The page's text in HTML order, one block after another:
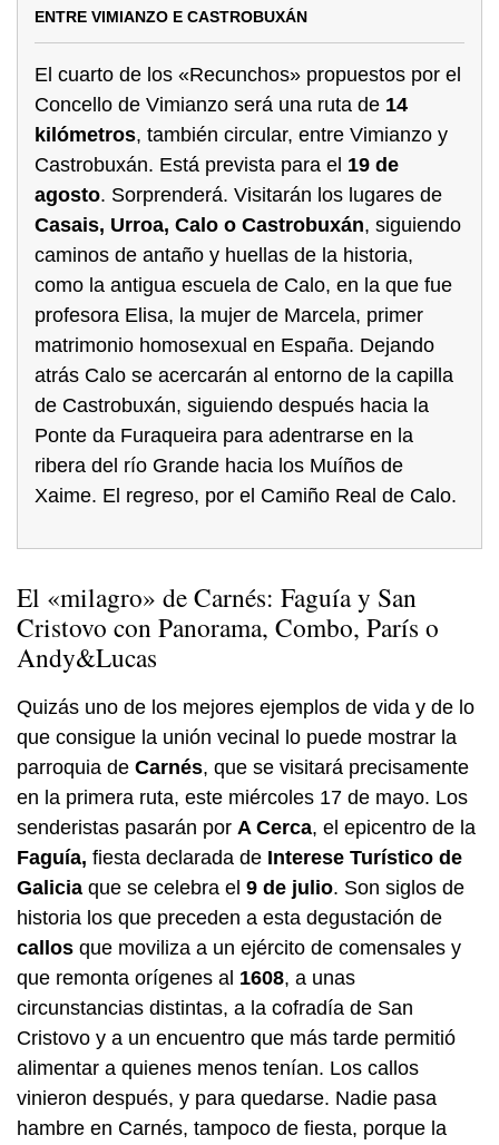
ENTRE VIMIANZO E CASTROBUXÁN
El cuarto de los «Recunchos» propuestos por el
Concello de Vimianzo será una ruta de 14
kilómetros, también circular, entre Vimianzo y
Castrobuxán. Está prevista para el 19 de
agosto. Sorprenderá. Visitarán los lugares de
Casais, Urroa, Calo o Castrobuxán, siguiendo
caminos de antaño y huellas de la historia,
como la antigua escuela de Calo, en la que fue
profesora Elisa, la mujer de Marcela, primer
matrimonio homosexual en España. Dejando
atrás Calo se acercarán al entorno de la capilla
de Castrobuxán, siguiendo después hacia la
Ponte da Furaqueira para adentrarse en la
ribera del río Grande hacia los Muíños de
Xaime. El regreso, por el Camiño Real de Calo.
El «milagro» de Carnés: Faguía y San
Cristovo con Panorama, Combo, París o
Andy&Lucas
Quizás uno de los mejores ejemplos de vida y de lo
que consigue la unión vecinal lo puede mostrar la
parroquia de Carnés, que se visitará precisamente
en la primera ruta, este miércoles 17 de mayo. Los
senderistas pasarán por A Cerca, el epicentro de la
Faguía, fiesta declarada de Interese Turístico de
Galicia que se celebra el 9 de julio. Son siglos de
historia los que preceden a esta degustación de
callos que moviliza a un ejército de comensales y
que remonta orígenes al 1608, a unas
circunstancias distintas, a la cofradía de San
Cristovo y a un encuentro que más tarde permitió
alimentar a quienes menos tenían. Los callos
vinieron después, y para quedarse. Nadie pasa
hambre en Carnés, tampoco de fiesta, porque la